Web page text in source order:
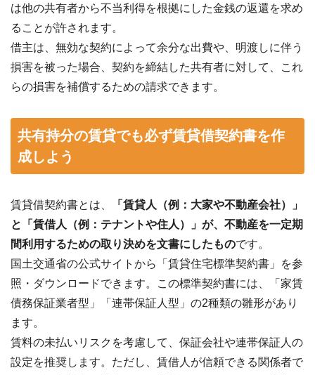
は他の共有者から不当利得を根拠にした金銭の返還を求め
ることが許されます。
借主は、無効な契約によって余分な出費や、明渡しに伴う
損害を被った場合、契約を締結した共有者に対して、これ
らの損害を補償するための請求できます。
共有持分の賃貸でも必ず賃貸借契約書を作
成しよう
賃貸借契約書とは、
「賃貸人（例：大家や不動産会社）」
と「賃借人（例：テナントや住人）」が、不動産を一定期
間利用するための取り決めを文書にしたものです。
国土交通省の公式サイトから「賃貸住宅標準契約書」を参
照・ダウンロードできます。この標準契約書には、「家賃
債務保証業者型」「連帯保証人型」の2種類の雛形があり
ます。
賃料の未払いリスクを考慮して、保証会社や連帯保証人の
設定を推奨します。ただし、賃借人が信頼できる関係者で